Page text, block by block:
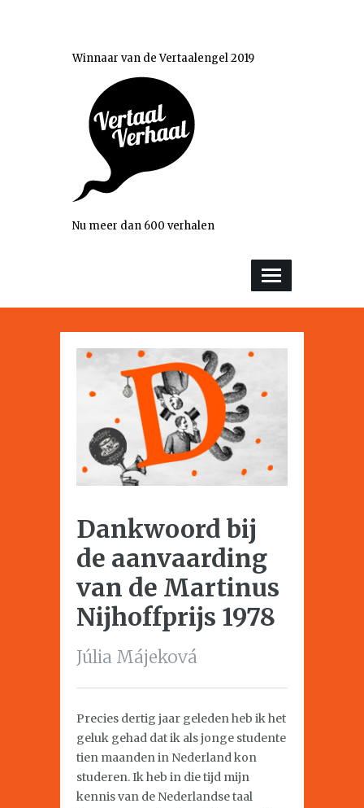
Winnaar van de Vertaalengel 2019
Nu meer dan 600 verhalen
Dankwoord bij
de aanvaarding
van de Martinus
Nijhoffprijs 1978
Júlia Májeková
Precies dertig jaar geleden heb ik het
geluk gehad dat ik als jonge studente
tien maanden in Nederland kon
studeren. Ik heb in die tijd mijn
kennis van de Nederlandse taal